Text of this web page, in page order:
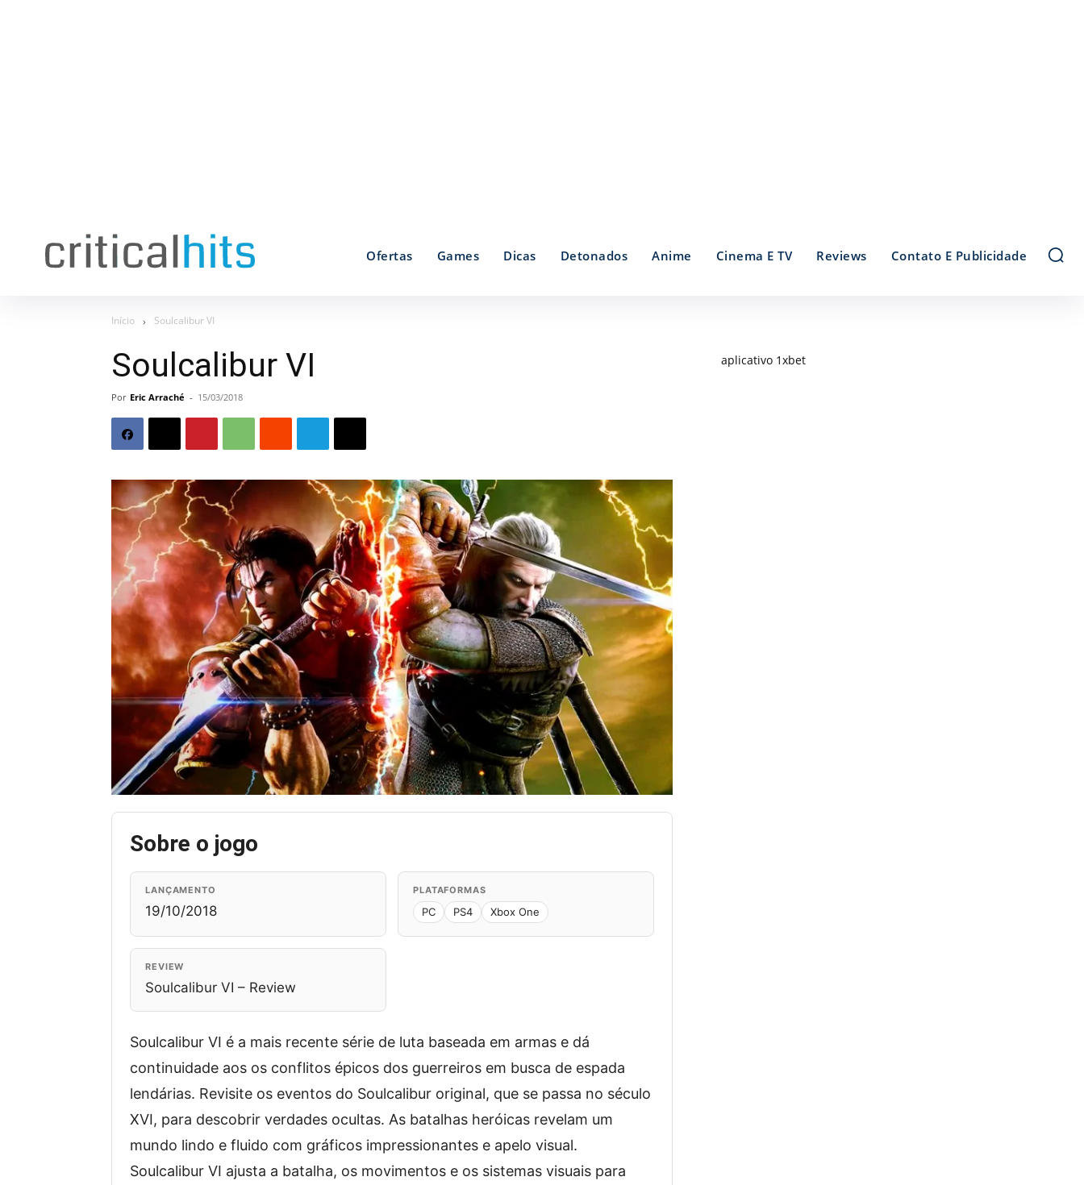
Ofertas Games Dicas Detonados Anime Cinema E TV Reviews Contato E Publicidade
Início Soulcalibur VI
Soulcalibur VI
Por Eric Arraché - 15/03/2018
Sobre o jogo
LANÇAMENTO
19/10/2018
PLATAFORMAS
PC PS4 Xbox One
REVIEW
Soulcalibur VI – Review
Soulcalibur VI é a mais recente série de luta baseada em armas e dá
continuidade aos os conflitos épicos dos guerreiros em busca de espada
lendárias. Revisite os eventos do Soulcalibur original, que se passa no século
XVI, para descobrir verdades ocultas. As batalhas heróicas revelam um
mundo lindo e fluido com gráficos impressionantes e apelo visual.
Soulcalibur VI ajusta a batalha, os movimentos e os sistemas visuais para
aplicativo 1xbet